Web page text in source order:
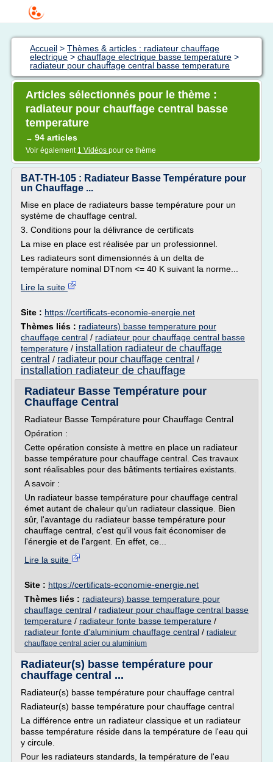
Accueil > Thèmes & articles : radiateur chauffage
electrique > chauffage electrique basse temperature >
radiateur pour chauffage central basse temperature
Articles sélectionnés pour le thème :
radiateur pour chauffage central basse
temperature
→ 94 articles
Voir également 1 Vidéos pour ce thème
BAT-TH-105 : Radiateur Basse Température pour
un Chauffage ...
Mise en place de radiateurs basse température pour un
système de chauffage central.
3. Conditions pour la délivrance de certificats
La mise en place est réalisée par un professionnel.
Les radiateurs sont dimensionnés à un delta de
température nominal DTnom <= 40 K suivant la norme...
Lire la suite
Site : https://certificats-economie-energie.net
Thèmes liés : radiateurs) basse temperature pour
chauffage central / radiateur pour chauffage central basse
temperature / installation radiateur de chauffage
central / radiateur pour chauffage central /
installation radiateur de chauffage
Radiateur Basse Température pour
Chauffage Central
Radiateur Basse Température pour Chauffage Central
Opération :
Cette opération consiste à mettre en place un radiateur
basse température pour chauffage central. Ces travaux
sont réalisables pour des bâtiments tertiaires existants.
A savoir :
Un radiateur basse température pour chauffage central
émet autant de chaleur qu'un radiateur classique. Bien
sûr, l'avantage du radiateur basse température pour
chauffage central, c'est qu'il vous fait économiser de
l'énergie et de l'argent. En effet, ce...
Lire la suite
Site : https://certificats-economie-energie.net
Thèmes liés : radiateurs) basse temperature pour
chauffage central / radiateur pour chauffage central basse
temperature / radiateur fonte basse temperature /
radiateur fonte d'aluminium chauffage central / radiateur
chauffage central acier ou aluminium
Radiateur(s) basse température pour
chauffage central ...
Radiateur(s) basse température pour chauffage central
Radiateur(s) basse température pour chauffage central
La différence entre un radiateur classique et un radiateur
basse température réside dans la température de l'eau qui
y circule.
Pour les radiateurs standards, la température de l'eau